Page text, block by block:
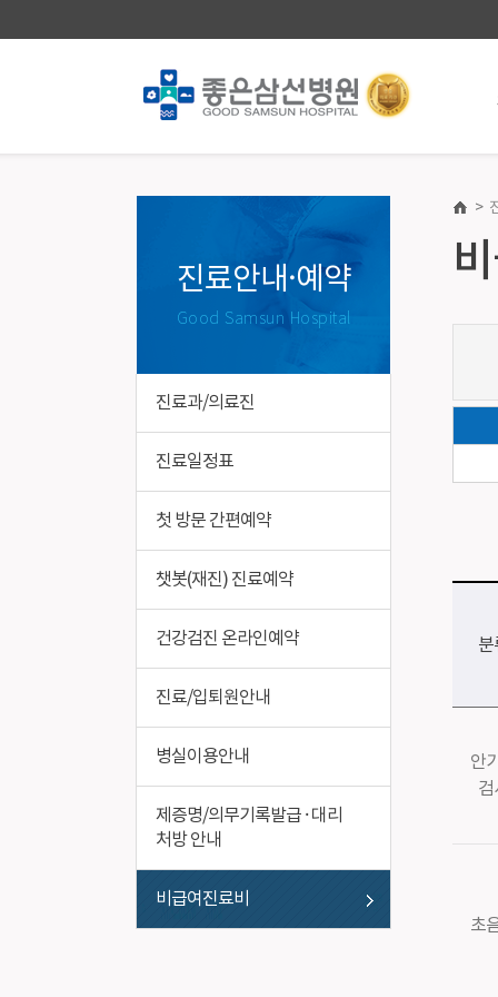
진료과/의료진
진료일정표
첫 방문 간편예약
진료/입퇴원안내
비급여진료비
건강
건강증
건강검
특수건
진료안내·예약
Good Samsun Hospital
진료과/의료진
진료일정표
첫 방문 간편예약
챗봇(재진) 진료예약
건강검진 온라인예약
진료/입퇴원안내
병실이용안내
제증명/의무기록발급 · 대리
처방 안내
비급여진료비
>
분
안
검
초